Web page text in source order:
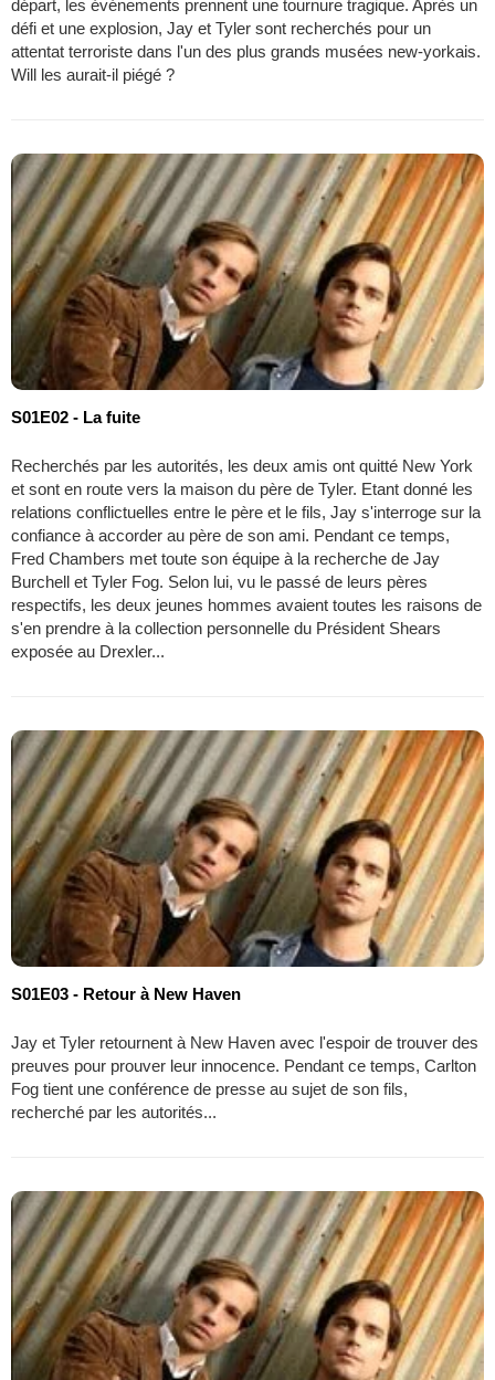
départ, les événements prennent une tournure tragique. Après un
défi et une explosion, Jay et Tyler sont recherchés pour un
attentat terroriste dans l'un des plus grands musées new-yorkais.
Will les aurait-il piégé ?
S01E02 - La fuite
Recherchés par les autorités, les deux amis ont quitté New York
et sont en route vers la maison du père de Tyler. Etant donné les
relations conflictuelles entre le père et le fils, Jay s'interroge sur la
confiance à accorder au père de son ami. Pendant ce temps,
Fred Chambers met toute son équipe à la recherche de Jay
Burchell et Tyler Fog. Selon lui, vu le passé de leurs pères
respectifs, les deux jeunes hommes avaient toutes les raisons de
s'en prendre à la collection personnelle du Président Shears
exposée au Drexler...
S01E03 - Retour à New Haven
Jay et Tyler retournent à New Haven avec l'espoir de trouver des
preuves pour prouver leur innocence. Pendant ce temps, Carlton
Fog tient une conférence de presse au sujet de son fils,
recherché par les autorités...